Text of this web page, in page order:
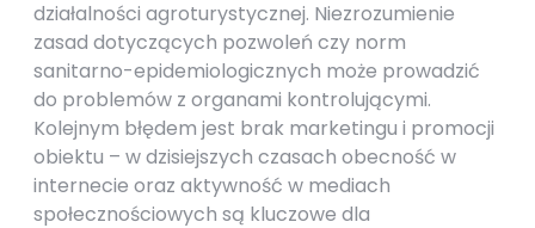
działalności agroturystycznej. Niezrozumienie
zasad dotyczących pozwoleń czy norm
sanitarno-epidemiologicznych może prowadzić
do problemów z organami kontrolującymi.
Kolejnym błędem jest brak marketingu i promocji
obiektu – w dzisiejszych czasach obecność w
internecie oraz aktywność w mediach
społecznościowych są kluczowe dla